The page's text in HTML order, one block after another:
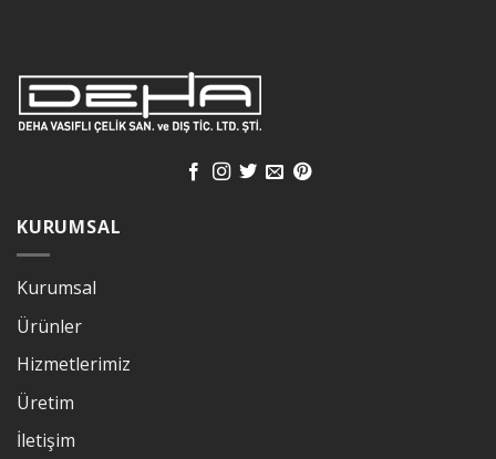
KURUMSAL
Kurumsal
Ürünler
Hizmetlerimiz
Üretim
İletişim